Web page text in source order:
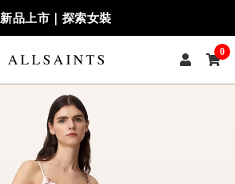
新品上市｜探索女裝
0